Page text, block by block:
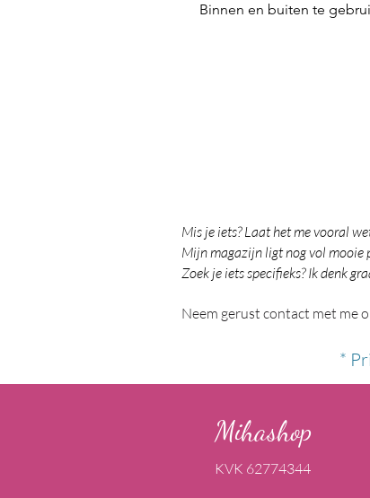
Binnen en buiten te
Mis je iets? Laat het me vooral
Mijn magazijn ligt nog vol mooie
Zoek je iets specifieks? Ik denk
Neem gerust contact met me
*
Mihashop
KVK 62774344